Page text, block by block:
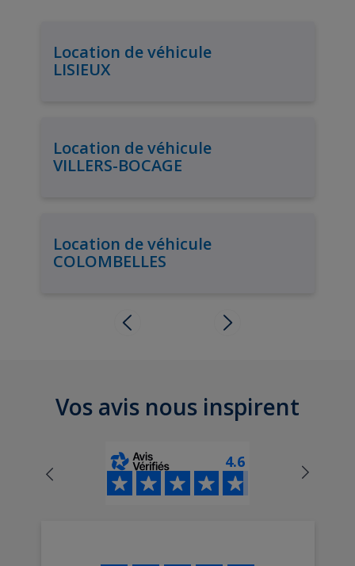
Location de véhicule
LISIEUX
Location de véhicule
VILLERS-BOCAGE
Location de véhicule
COLOMBELLES
Vos avis nous inspirent
4.6